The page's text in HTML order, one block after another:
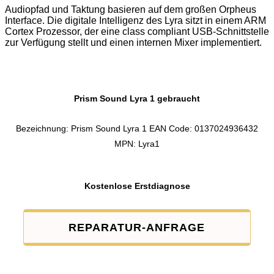
Audiopfad und Taktung basieren auf dem großen Orpheus
Interface. Die digitale Intelligenz des Lyra sitzt in einem ARM
Cortex Prozessor, der eine class compliant USB-Schnittstelle
zur Verfügung stellt und einen internen Mixer implementiert.
Prism Sound Lyra 1 gebraucht
Bezeichnung: Prism Sound Lyra 1 EAN Code: 0137024936432
MPN: Lyra1
Kostenlose Erstdiagnose
REPARATUR-ANFRAGE